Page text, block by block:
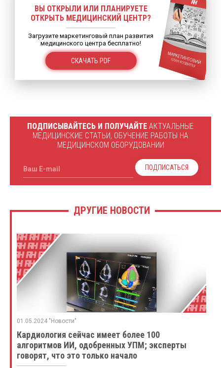
ВЫ ОТКРЫЛИ ИЛИ ПЛАНИРУЕТЕ
ОТКРЫТЬ МЕДИЦИНСКИЙ ЦЕНТР?
Загрузите маркетинговый план развития
медицинского центра бесплатно!
СКАЧАТЬ PDF
ПОДПИСЫВАЙТЕСЬ И ПОЛУЧАЙТЕ АКТУАЛЬНЫЕ
МЕДИЦИНСКИЕ СТАТЬИ, ОБУЧЕНИЕ РАБОТЫ НА
МЕДИЦИНСКОМ ОБОРУДОВАНИИ
Ваш E-mail ПОДПИСАТЬСЯ
ДРУГИЕ НОВОСТИ
01.05.2024 "Новости"
Кардиология сейчас имеет более 100
алгоритмов ИИ, одобренных УПМ; эксперты
говорят, что это только начало